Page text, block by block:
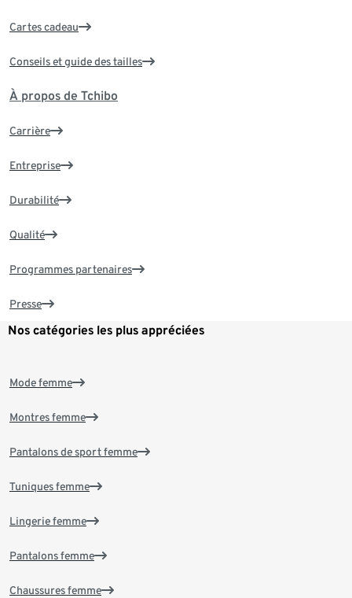
Cartes cadeau
Conseils et guide des tailles
À propos de Tchibo
Carrière
Entreprise
Durabilité
Qualité
Programmes partenaires
Presse
Nos catégories les plus appréciées
Mode femme
Montres femme
Pantalons de sport femme
Tuniques femme
Lingerie femme
Pantalons femme
Chaussures femme